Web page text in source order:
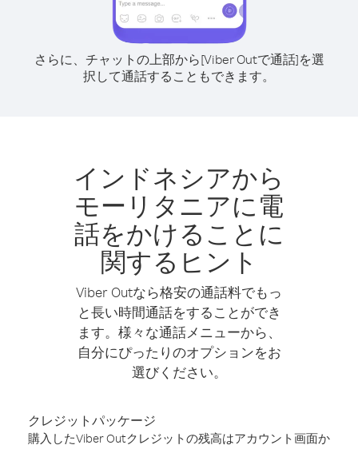
さらに、チャットの上部から[Viber Outで通話]を選
択して通話することもできます。
インドネシアから
モーリタニアに電
話をかけることに
関するヒント
Viber Outなら格安の通話料でもっ
と長い時間通話をすることができ
ます。様々な通話メニューから、
自分にぴったりのオプションをお
選びください。
クレジットパッケージ
購入したViber Outクレジットの残高はアカウント画面か